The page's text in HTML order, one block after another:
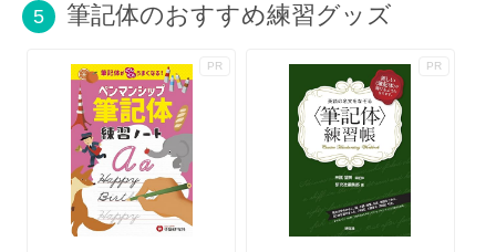
5 筆記体のおすすめ練習グッズ